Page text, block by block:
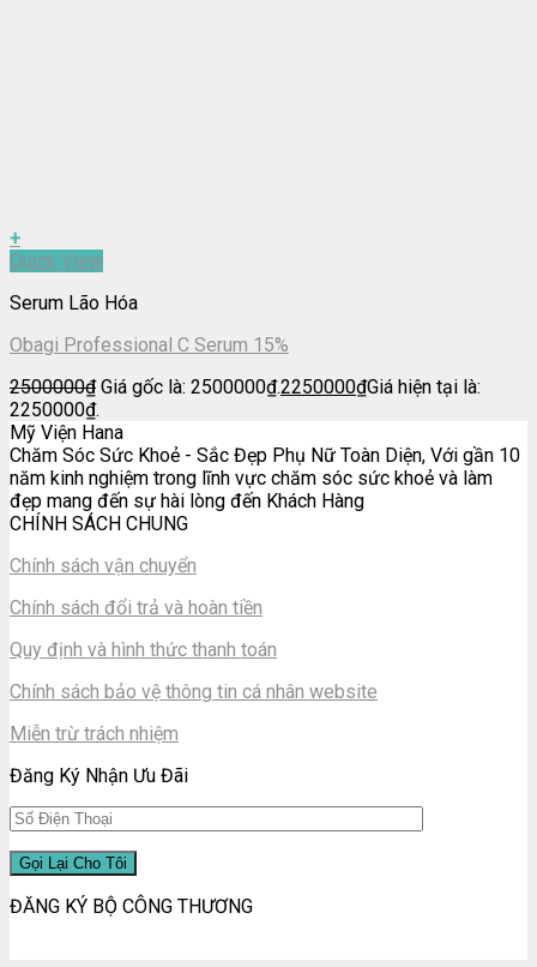
+
Quick View
Serum Lão Hóa
Obagi Professional C Serum 15%
2500000₫ Giá gốc là: 2500000₫.2250000₫Giá hiện tại là:
2250000₫.
Mỹ Viện Hana
Chăm Sóc Sức Khoẻ - Sắc Đẹp Phụ Nữ Toàn Diện, Với gần 10
năm kinh nghiệm trong lĩnh vực chăm sóc sức khoẻ và làm
đẹp mang đến sự hài lòng đến Khách Hàng
CHÍNH SÁCH CHUNG
Chính sách vận chuyển
Chính sách đổi trả và hoàn tiền
Quy định và hình thức thanh toán
Chính sách bảo vệ thông tin cá nhân website
Miễn trừ trách nhiệm
Đăng Ký Nhận Ưu Đãi
ĐĂNG KÝ BỘ CÔNG THƯƠNG